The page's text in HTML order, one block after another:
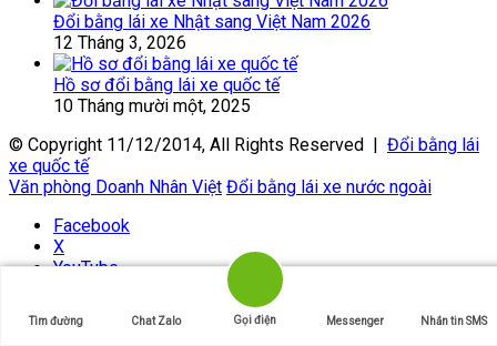
Đổi bằng lái xe Nhật sang Việt Nam 2026
12 Tháng 3, 2026
Hồ sơ đổi bằng lái xe quốc tế
10 Tháng mười một, 2025
© Copyright 11/12/2014, All Rights Reserved | Đổi bằng lái
xe quốc tế
Văn phòng Doanh Nhân Việt Đổi bằng lái xe nước ngoài
Facebook
X
YouTube
Back to top button
Tìm đường Chat Zalo Gọi điện Messenger Nhắn tin SMS